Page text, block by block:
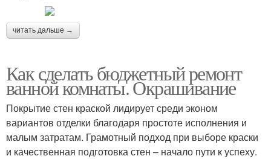
читать дальше →
Как сделать бюджетный ремонт
ванной комнаты. Окрашивание
Покрытие стен краской лидирует среди эконом
вариантов отделки благодаря простоте исполнения и
малым затратам. Грамотный подход при выборе краски
и качественная подготовка стен – начало пути к успеху.